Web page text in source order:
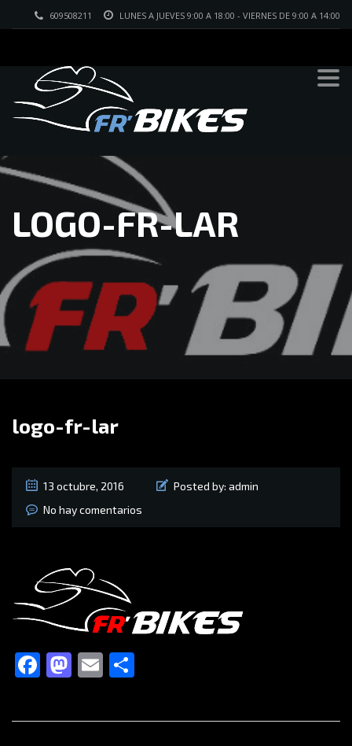
LUNES A JUEVES 9:00 A 18:00 - VIERNES DE 9:00 A 14:00
609508211
LOGO-FR-LAR
logo-fr-lar
13 octubre, 2016 Posted by: admin
No hay comentarios
Facebook
Mastodon
Email